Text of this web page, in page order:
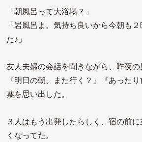
「朝風呂って大浴場？」
「岩風呂よ。気持ち良いから今朝も
た♪」
友人夫婦の会話を聞きながら、昨夜
『明日の朝、また行く？』『あった
葉を思い出した。
３人はもう出発したらしく、宿の前
くなってた。